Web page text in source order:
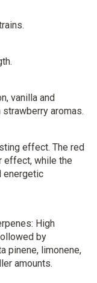
vanilla and
aromas.
effect. The red
effect, while the
energetic
High
by
pinene, limonene,
amounts.